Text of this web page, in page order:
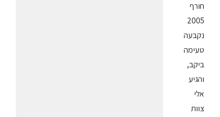
חורף
2005
נקבעה
טעימה
ביקב,
והגיע
אלי
צוות